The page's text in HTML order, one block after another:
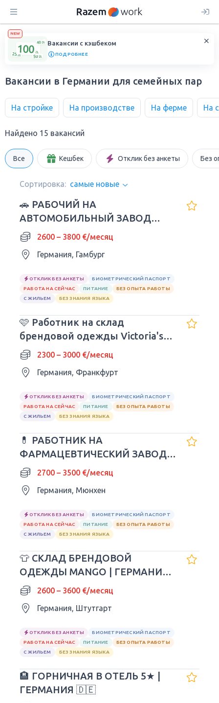
NEW
Вакансии с кэшбеком
ПОДРОБНЕЕ
Вакансии в Германии для семейных пар
На стройке На производстве На ферме На
Найдено 15 вакансий
Все Кешбек Отклик без анкеты Без
Сортировка: самые новые
🚗 РАБОЧИЙ НА
АВТОМОБИЛЬНЫЙ ЗАВОД
VOLKSWAGEN
2600 – 3800 €/месяц
Германия, Гамбург
ОТКЛИК БЕЗ АНКЕТЫ
БИОМЕТРИЧЕСКИЙ ПАСПОРТ
РАБОТА НА СЕЙЧАС
ПИТАНИЕ
БЕЗ ОПЫТА РАБОТЫ
С ЖИЛЬЕМ
БЕЗ ЗНАНИЯ ЯЗЫКА
🩷 Работник на склад
брендовой одежды Victoria's
Secret2300 – 3000 €/месяц
Германия, Франкфурт
ОТКЛИК БЕЗ АНКЕТЫ
БИОМЕТРИЧЕСКИЙ ПАСПОРТ
РАБОТА НА СЕЙЧАС
ПИТАНИЕ
БЕЗ ОПЫТА РАБОТЫ
С ЖИЛЬЕМ
БЕЗ ЗНАНИЯ ЯЗЫКА
💊 РАБОТНИК НА
ФАРМАЦЕВТИЧЕСКИЙ ЗАВОД В
ГЕРМАНИИ
2700 – 3500 €/месяц
Германия, Мюнхен
ОТКЛИК БЕЗ АНКЕТЫ
БИОМЕТРИЧЕСКИЙ ПАСПОРТ
РАБОТА НА СЕЙЧАС
ПИТАНИЕ
БЕЗ ОПЫТА РАБОТЫ
С ЖИЛЬЕМ
БЕЗ ЗНАНИЯ ЯЗЫКА
👕 СКЛАД БРЕНДОВОЙ
ОДЕЖДЫ MANGO | ГЕРМАНИЯ
🇩🇪2600 – 3600 €/месяц
Германия, Штутгарт
ОТКЛИК БЕЗ АНКЕТЫ
БИОМЕТРИЧЕСКИЙ ПАСПОРТ
РАБОТА НА СЕЙЧАС
ПИТАНИЕ
БЕЗ ОПЫТА РАБОТЫ
С ЖИЛЬЕМ
БЕЗ ЗНАНИЯ ЯЗЫКА
🏨 ГОРНИЧНАЯ В ОТЕЛЬ 5★ |
ГЕРМАНИЯ 🇩🇪